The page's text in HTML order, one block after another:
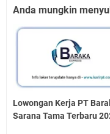
Anda mungkin
Lowongan Kerja PT
Sarana Tama Terbaru